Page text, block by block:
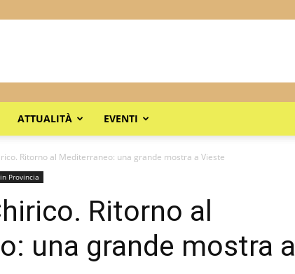
ATTUALITÀ EVENTI
Ritorno al Mediterraneo: una grande mostra a Vieste
Provincia
Ritorno al
una grande mostra a